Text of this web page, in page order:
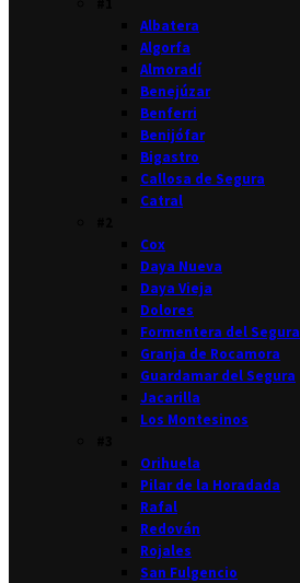
Albatera
Algorfa
Almoradí
Benejúzar
Benferri
Benijófar
Bigastro
Callosa de Segura
Catral
Cox
Daya Nueva
Daya Vieja
Dolores
Formentera del Segura
Granja de Rocamora
Guardamar del Segura
Jacarilla
Los Montesinos
Orihuela
Pilar de la Horadada
Rafal
Redován
Rojales
San Fulgencio